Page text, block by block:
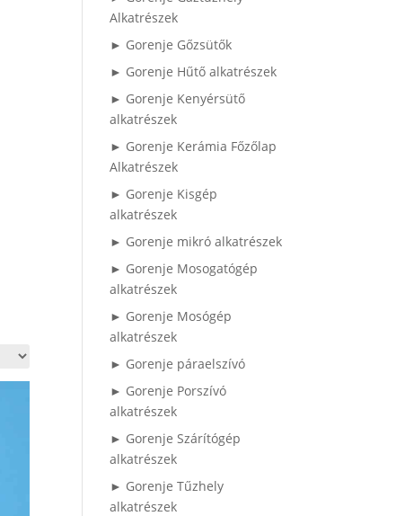
Alkatrészek
► Gorenje Gőzsütők
► Gorenje Hűtő alkatrészek
► Gorenje Kenyérsütő
alkatrészek
► Gorenje Kerámia Főzőlap
Alkatrészek
► Gorenje Kisgép
alkatrészek
► Gorenje mikró alkatrészek
► Gorenje Mosogatógép
alkatrészek
► Gorenje Mosógép
alkatrészek
► Gorenje páraelszívó
► Gorenje Porszívó
alkatrészek
► Gorenje Szárítógép
alkatrészek
► Gorenje Tűzhely
alkatrészek